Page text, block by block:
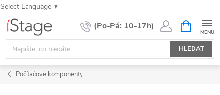
Select Language ▼
Přejít
obsah
HLEDAT
NÁKUPNÍ
KOŠÍK
Počítačové komponenty